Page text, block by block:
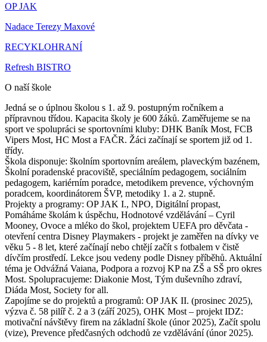
OP JAK
Nadace Terezy Maxové
RECYKLOHRANÍ
Refresh BISTRO
O naší škole
Jedná se o úplnou školou s 1. až 9. postupným ročníkem a
přípravnou třídou. Kapacita školy je 600 žáků. Zaměřujeme se na
sport ve spolupráci se sportovními kluby: DHK Baník Most, FCB
Vipers Most, HC Most a FAČR. Žáci začínají se sportem již od 1.
třídy.
Škola disponuje: školním sportovním areálem, plaveckým bazénem,
Školní poradenské pracoviště, speciálním pedagogem, sociálním
pedagogem, kariérním poradce, metodikem prevence, výchovným
poradcem, koordinátorem ŠVP, metodiky 1. a 2. stupně.
Projekty a programy: OP JAK I., NPO, Digitální propast,
Pomáháme školám k úspěchu, Hodnotové vzdělávání – Cyril
Mooney, Ovoce a mléko do škol, projektem UEFA pro děvčata -
otevření centra Disney Playmakers - projekt je zaměřen na dívky ve
věku 5 - 8 let, které začínají nebo chtějí začít s fotbalem v čistě
dívčím prostředí. Lekce jsou vedeny podle Disney příběhů. Aktuální
téma je Odvážná Vaiana, Podpora a rozvoj KP na ZŠ a SŠ pro okres
Most. Spolupracujeme: Diakonie Most, Tým duševního zdraví,
Diáda Most, Society for all.
Zapojíme se do projektů a programů: OP JAK II. (prosinec 2025),
výzva č. 58 pilíř č. 2 a 3 (září 2025), OHK Most – projekt IDZ:
motivační návštěvy firem na základní škole (únor 2025), Začít spolu
(vize), Prevence předčasných odchodů ze vzdělávání (únor 2025).